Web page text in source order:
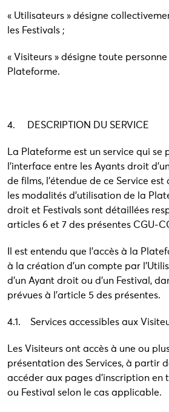
« Utilisateurs » désigne
les Festivals ;
« Visiteurs » désigne toute
Plateforme.
4. DESCRIPTION DU SERVICE
La Plateforme est un service qui se
l’interface entre les Ayants droit
de films, l’étendue de ce Service
les modalités d’utilisation de la
droit et Festivals sont détaillées
articles 6 et 7 des présentes CGU-
Il est entendu que l’accès à la
à la création d’un compte par
d’un Ayant droit ou d’un Festival,
prévues à l’article 5 des présentes.
4.1. Services accessibles aux
Les Visiteurs ont accès à une ou
présentation des Services, à partir
accéder aux pages d’inscription en
ou Festival selon le cas applicable.